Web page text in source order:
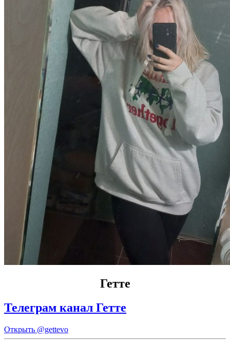
Гетте
Телеграм канал Гетте
Открыть @gettevo